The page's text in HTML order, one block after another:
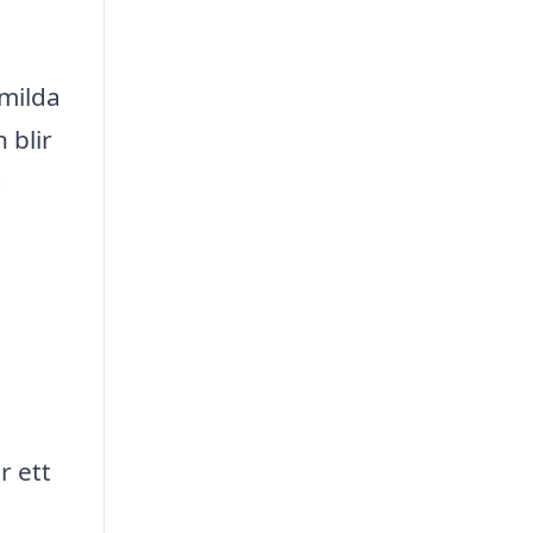
blir
ett